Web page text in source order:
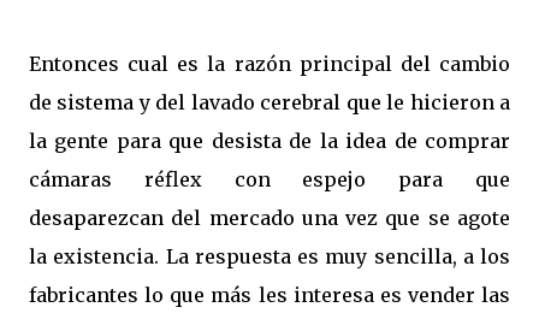
Entonces cual es la razón principal del cambio
de sistema y del lavado cerebral que le hicieron a
la gente para que desista de la idea de comprar
cámaras réflex con espejo para que
desaparezcan del mercado una vez que se agote
la existencia. La respuesta es muy sencilla, a los
fabricantes lo que más les interesa es vender las